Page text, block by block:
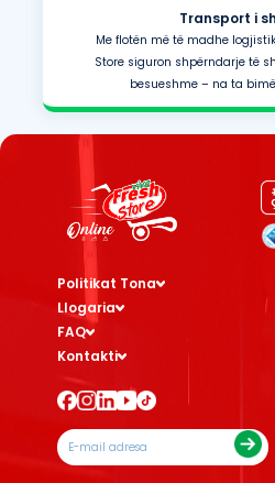
Transport i
Me flotën më të madhe
Store siguron shpërndarje të
besueshme – na ta
Politikat Tona
Llogaria
FAQ
Kontakti